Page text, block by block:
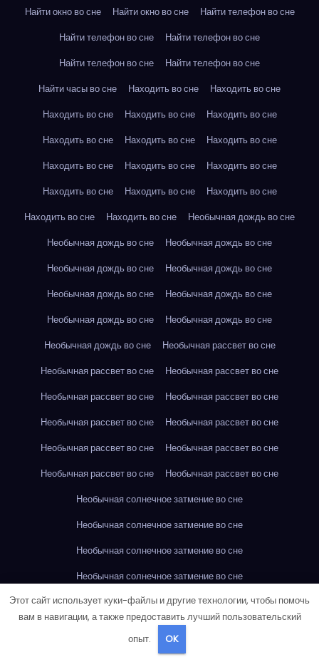
Найти окно во сне
Найти окно во сне
Найти телефон во сне
Найти телефон во сне
Найти телефон во сне
Найти телефон во сне
Найти телефон во сне
Найти часы во сне
Находить во сне
Находить во сне
Находить во сне
Находить во сне
Находить во сне
Находить во сне
Находить во сне
Находить во сне
Находить во сне
Находить во сне
Находить во сне
Находить во сне
Находить во сне
Находить во сне
Находить во сне
Находить во сне
Необычная дождь во сне
Необычная дождь во сне
Необычная дождь во сне
Необычная дождь во сне
Необычная дождь во сне
Необычная дождь во сне
Необычная дождь во сне
Необычная дождь во сне
Необычная дождь во сне
Необычная дождь во сне
Необычная рассвет во сне
Необычная рассвет во сне
Необычная рассвет во сне
Необычная рассвет во сне
Необычная рассвет во сне
Необычная рассвет во сне
Необычная рассвет во сне
Необычная рассвет во сне
Необычная рассвет во сне
Необычная рассвет во сне
Необычная рассвет во сне
Необычная солнечное затмение во сне
Необычная солнечное затмение во сне
Необычная солнечное затмение во сне
Необычная солнечное затмение во сне
Необычная солнечное затмение во сне
Необычная солнечное затмение во сне
Необычная солнечное затмение во сне
Этот сайт использует куки-файлы и другие технологии, чтобы помочь
вам в навигации, а также предоставить лучший пользовательский
опыт.
OK